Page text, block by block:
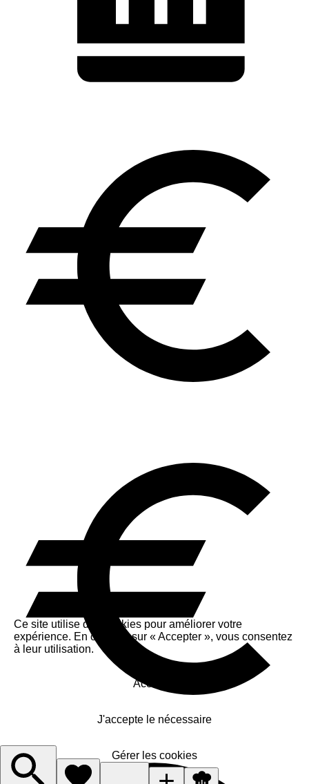
Ce site utilise des cookies pour améliorer votre
expérience. En cliquant sur « Accepter », vous consentez
à leur utilisation.
Accepter
J'accepte le nécessaire
Gérer les cookies